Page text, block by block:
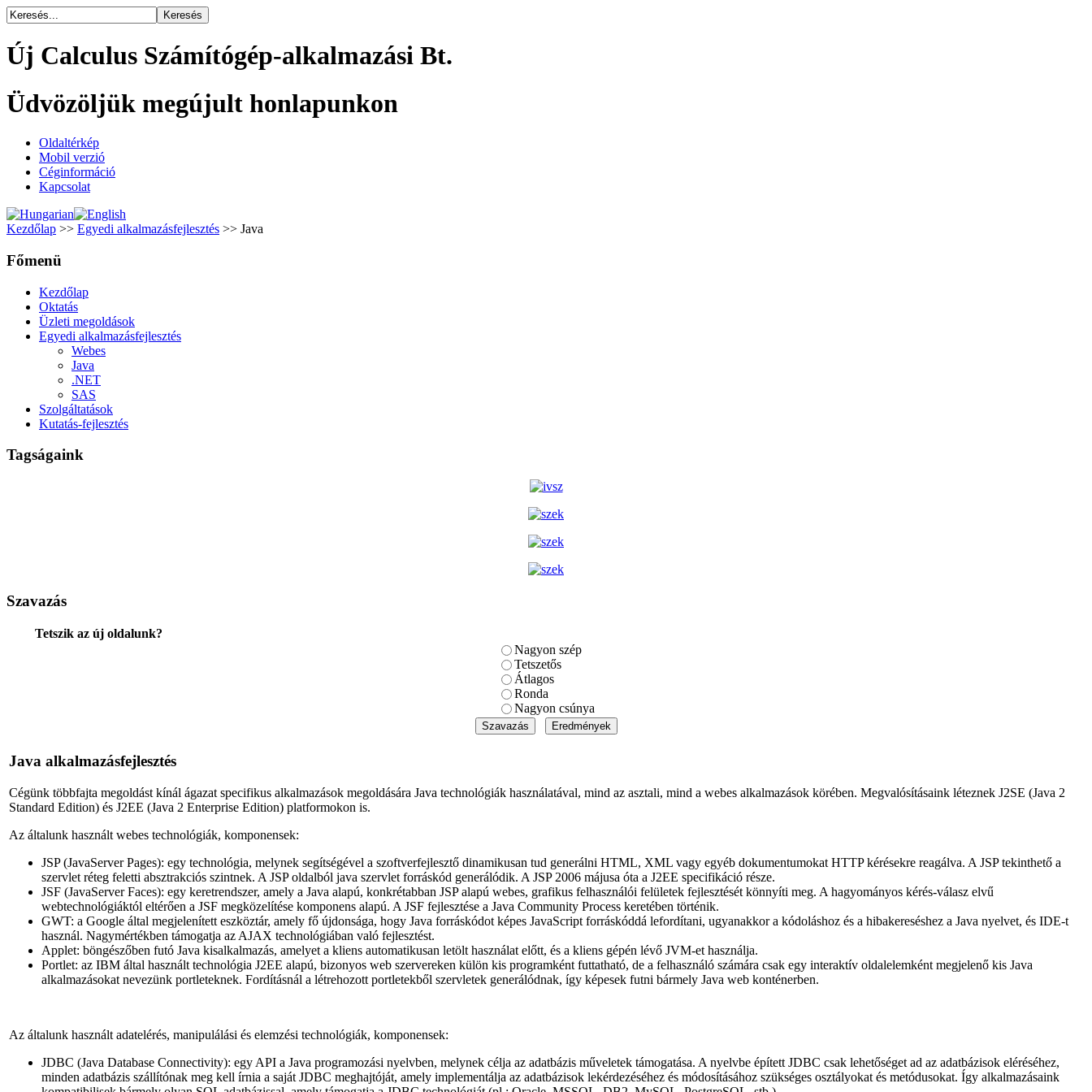
Új Calculus Számítógép-alkalmazási Bt.
Üdvözöljük megújult honlapunkon
Oldaltérkép
Mobil verzió
Céginformáció
Kapcsolat
Kezdőlap >> Egyedi alkalmazásfejlesztés >> Java
Főmenü
Kezdőlap
Oktatás
Üzleti megoldások
Egyedi alkalmazásfejlesztés
Webes
Java
.NET
SAS
Szolgáltatások
Kutatás-fejlesztés
Tagságaink
Szavazás
Tetszik az új oldalunk?
Nagyon szép
Tetszetős
Átlagos
Ronda
Nagyon csúnya
Java alkalmazásfejlesztés
Cégünk többfajta megoldást kínál ágazat specifikus alkalmazások megoldására Java technológiák használatával, mind az asztali, mind a webes alkalmazások körében. Megvalósításaink léteznek J2SE (Java 2
Standard Edition) és J2EE (Java 2 Enterprise Edition) platformokon is.
Az általunk használt webes technológiák, komponensek:
JSP (JavaServer Pages): egy technológia, melynek segítségével a szoftverfejlesztő dinamikusan tud generálni HTML, XML vagy egyéb dokumentumokat HTTP kérésekre reagálva. A JSP tekinthető a
szervlet réteg feletti absztrakciós szintnek. A JSP oldalból java szervlet forráskód generálódik. A JSP 2006 májusa óta a J2EE specifikáció része.
JSF (JavaServer Faces): egy keretrendszer, amely a Java alapú, konkrétabban JSP alapú webes, grafikus felhasználói felületek fejlesztését könnyíti meg. A hagyományos kérés-válasz elvű
webtechnológiáktól eltérően a JSF megközelítése komponens alapú. A JSF fejlesztése a Java Community Process keretében történik.
GWT: a Google által megjelenített eszköztár, amely fő újdonsága, hogy Java forráskódot képes JavaScript forráskóddá lefordítani, ugyanakkor a kódoláshoz és a hibakereséshez a Java nyelvet, és IDE-t
használ. Nagymértékben támogatja az AJAX technológiában való fejlesztést.
Applet: böngészőben futó Java kisalkalmazás, amelyet a kliens automatikusan letölt használat előtt, és a kliens gépén lévő JVM-et használja.
Portlet: az IBM által használt technológia J2EE alapú, bizonyos web szervereken külön kis programként futtatható, de a felhasználó számára csak egy interaktív oldalelemként megjelenő kis Java
alkalmazásokat nevezünk portleteknek. Fordításnál a létrehozott portletekből szervletek generálódnak, így képesek futni bármely Java web konténerben.
Az általunk használt adatelérés, manipulálási és elemzési technológiák, komponensek:
JDBC (Java Database Connectivity): egy API a Java programozási nyelvben, melynek célja az adatbázis műveletek támogatása. A nyelvbe épített JDBC csak lehetőséget ad az adatbázisok eléréséhez,
minden adatbázis szállítónak meg kell írnia a saját JDBC meghajtóját, amely implementálja az adatbázisok lekérdezéséhez és módosításához szükséges osztályokat és metódusokat. Így alkalmazásaink